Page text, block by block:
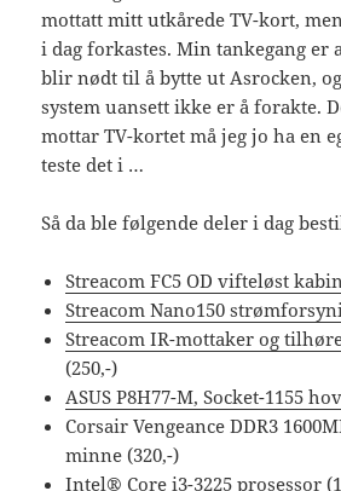
mottatt mitt utkårede TV-kort,
i dag forkastes. Min tankegang er
blir nødt til å bytte ut Asrocken,
system uansett ikke er å forakte.
mottar TV-kortet må jeg jo ha en
teste det i …
Så da ble følgende deler i dag
Streacom FC5 OD vifteløst
Streacom Nano150
Streacom IR-mottaker og
(250,-)
ASUS P8H77-M, Socket-1155
Corsair Vengeance DDR3
minne (320,-)
Intel® Core i3-3225 prosessor